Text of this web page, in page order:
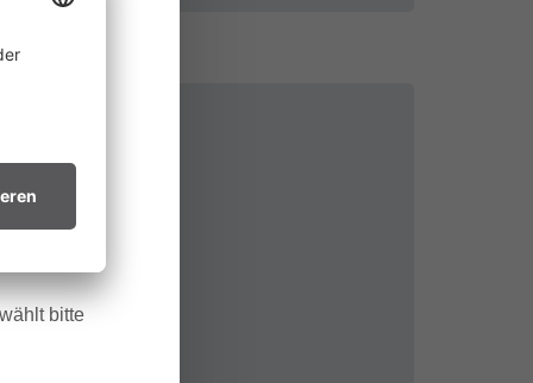
bitte